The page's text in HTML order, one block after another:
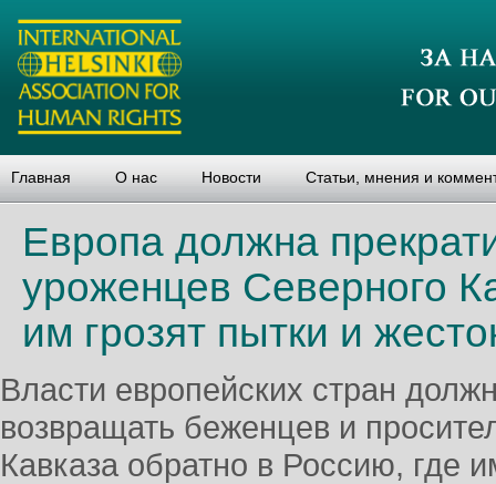
Главная О нас Новости Статьи, мнения и
Европа должна
уроженцев Северного
им грозят пытки и
Власти европейских стран
возвращать беженцев и
Кавказа обратно в Россию, где